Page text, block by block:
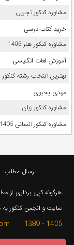
مشاوره کنکور تجربی
خرید کتاب درسی
مشاوره کنکور هنر 1405
آموزش لغات انگلیسی
بهترین انتخاب رشته کنکور
مهدی یحیوی
مشاوره کنکور زبان
مشاوره کنکور انسانی 1405
ارسال مطلب
هرگونه کپی برداری از
سایت و انجمن کنکور
1405 - 1389 konkur.in@gmail.com